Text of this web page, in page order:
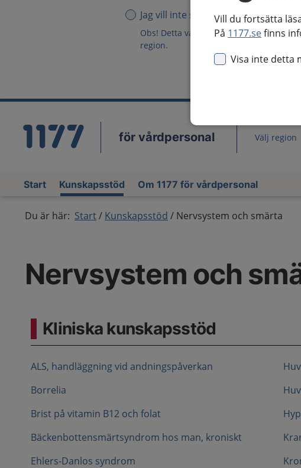
Vill du fortsätta
På 1177.sefinns
Visa inte detta
Jag vill inte se någon regional
Obs! Detta val innebär att du inte ser
region.
för vårdpersonal Välj region
Start Kunskapsstöd Om 1177 för vårdpersonal
Du är här: Start Kunskapsstöd Nervsystem och smärta
Nervsystem och
Kliniska kunskapsstöd
ALS, handläggning vid andningspåverkan
Borrelia
Brist på vitamin B12 och folat
Bäckenbottensmärtsyndrom hos man, kroniskt
Ehlers-Danlos syndrom